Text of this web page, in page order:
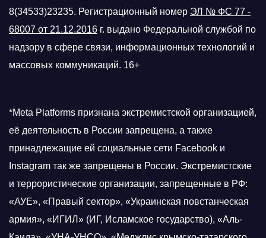
8(34533)23235. Регистрационный номер ЭЛ № ФС 77 -
68007 от 21.12.2016 г. выдано Федеральной службой по
надзору в сфере связи, информационных технологий и
массовых коммуникаций. 16+
*Meta Platforms признана экстремистской организацией,
её деятельность в России запрещена, а также
принадлежащие ей социальные сети Facebook и
Instagram так же запрещены в России. Экстремистские
и террористические организации, запрещенные в РФ:
«АУЕ», «Правый сектор», «Украинская повстанческая
армия», «ИГИЛ» (ИГ, Исламское государство), «Аль-